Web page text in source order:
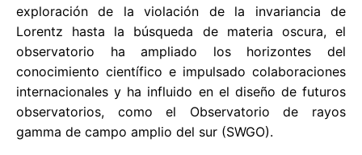
exploración de la violación de la invariancia de
Lorentz hasta la búsqueda de materia oscura, el
observatorio ha ampliado los horizontes del
conocimiento científico e impulsado colaboraciones
internacionales y ha influido en el diseño de futuros
observatorios, como el Observatorio de rayos
gamma de campo amplio del sur (SWGO).